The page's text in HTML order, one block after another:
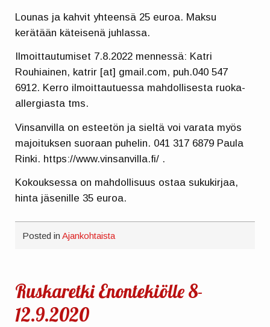
Lounas ja kahvit yhteensä 25 euroa. Maksu
kerätään käteisenä juhlassa.
Ilmoittautumiset 7.8.2022 mennessä: Katri
Rouhiainen, katrir [at] gmail.com, puh.040 547
6912. Kerro ilmoittautuessa mahdollisesta ruoka-
allergiasta tms.
Vinsanvilla on esteetön ja sieltä voi varata myös
majoituksen suoraan puhelin. 041 317 6879 Paula
Rinki. https://www.vinsanvilla.fi/ .
Kokouksessa on mahdollisuus ostaa sukukirjaa,
hinta jäsenille 35 euroa.
Posted inAjankohtaista
Ruskaretki Enontekiölle 8-
12.9.2020